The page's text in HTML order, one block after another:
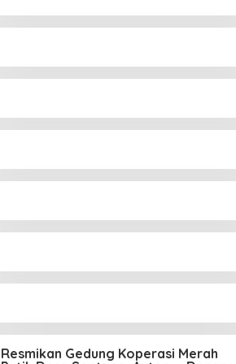
Resmikan Gedung Koperasi Merah